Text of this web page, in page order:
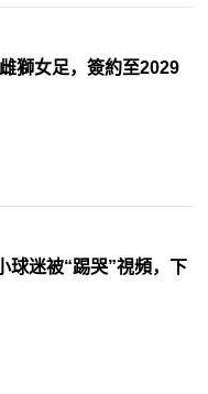
獅女足，簽約至2029
球迷被“踢哭”視頻，下